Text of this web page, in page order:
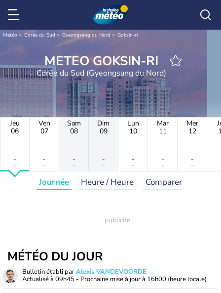
Météo Corée du Sud Gyeongsang du Nord Goksin-ri
METEO GOKSIN-RI
Corée du Sud (Gyeongsang du Nord)
Jeu
06
-
-
Ven
07
-
-
Sam
08
-
-
Dim
09
-
-
Lun
10
-
-
Mar
11
-
-
Mer
12
-
-
Journée Heure / Heure Comparer
MÉTÉO DU JOUR
Bulletin établi parAlexis VANDEVOORDE
Actualisé à 09h45 - Prochaine mise à jour à 16h00 (heure locale)